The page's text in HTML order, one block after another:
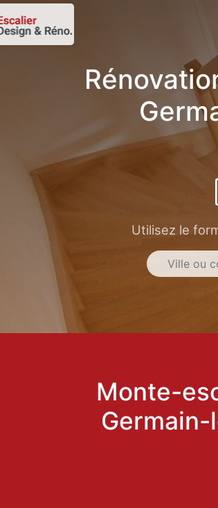
Utilisez le
Monte-